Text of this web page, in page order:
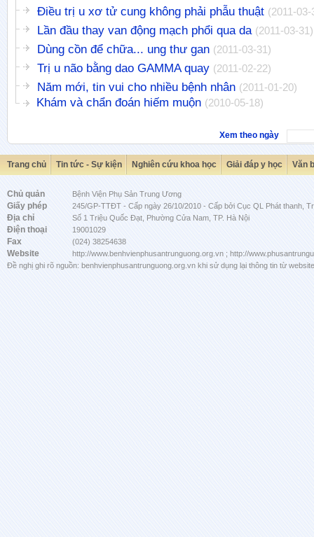
Điều trị u xơ tử cung không phải phẫu thuật (2011-03-
Lần đầu thay van động mạch phổi qua da (2011-03-31)
Dùng cồn để chữa... ung thư gan (2011-03-31)
Trị u não bằng dao GAMMA quay (2011-02-22)
Năm mới, tin vui cho nhiều bệnh nhân (2011-01-20)
Khám và chẩn đoán hiếm muộn (2010-05-18)
Xem theo ngày
Trang chủ Tin tức - Sự kiện Nghiên cứu khoa học Giải đáp y học Văn
Chủ quản Bệnh Viện Phụ Sản Trung Ương
Giấy phép 245/GP-TTĐT - Cấp ngày 26/10/2010 - Cấp bởi Cục QL Phát thanh,
Địa chỉ Số 1 Triệu Quốc Đạt, Phường Cửa Nam, TP. Hà Nội
Điện thoại 19001029
Fax (024) 38254638
Website
http://www.benhvienphusantrunguong.org.vn ; http://
Đề nghị ghi rõ nguồn: benhvienphusantrunguong.org.vn khi sử dụng lại thông tin từ